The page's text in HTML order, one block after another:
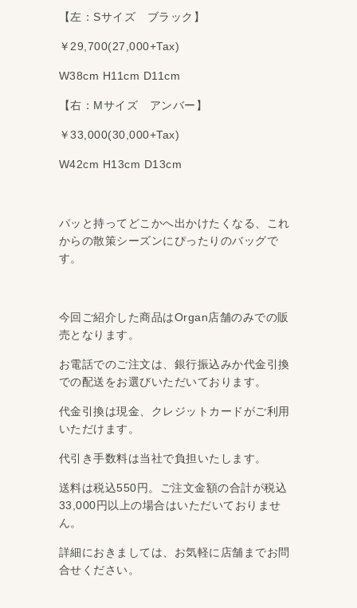
【左：Sサイズ ブラック】
￥29,700(27,000+Tax)
W38cm H11cm D11cm
【右：Mサイズ アンバー】
￥33,000(30,000+Tax)
W42cm H13cm D13cm
パッと持ってどこかへ出かけたくなる、これ
からの散策シーズンにぴったりのバッグで
す。
今回ご紹介した商品はOrgan店舗のみでの販
売となります。
お電話でのご注文は、銀行振込みか代金引換
での配送をお選びいただいております。
代金引換は現金、クレジットカードがご利用
いただけます。
代引き手数料は当社で負担いたします。
送料は税込550円。ご注文金額の合計が税込
33,000円以上の場合はいただいておりませ
ん。
詳細におきましては、お気軽に店舗までお問
合せください。